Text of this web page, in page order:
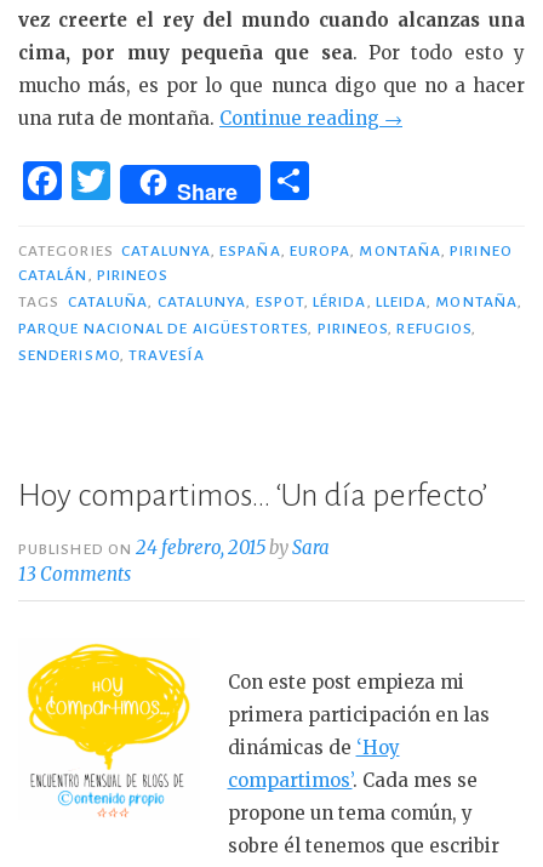
vez creerte el rey del mundo cuando alcanzas una
cima, por muy pequeña que sea. Por todo esto y
mucho más, es por lo que nunca digo que no a hacer
una ruta de montaña. Continue reading «3
Parque
de
→
F
c
e
b
o
T
w
it
te
r
Share
m
p
ar
CATEGORIES CATALUNYA,ESPAÑA, EUROPA, MONTAÑA,PIRINEO
CATALÁN , PIRINEOS
TAGS
CATALUÑA, CATALUNYA, ESPOT,LÉRIDA, LLEIDA, MONTAÑA,
PARQUE NACIONAL DE AIGÜESTORTES, PIRINEOS,REFUGIOS,
SENDERISMO, TRAVESÍA
Hoy compartimos… ‘Un día perfecto’
PUBLISHED ON24 febrero, 2015bySara
13 Comments
Con este post empieza mi
primera participación en las
dinámicas de ‘Hoy
compartimos’. Cada mes se
propone un tema común, y
sobre él tenemos que escribir